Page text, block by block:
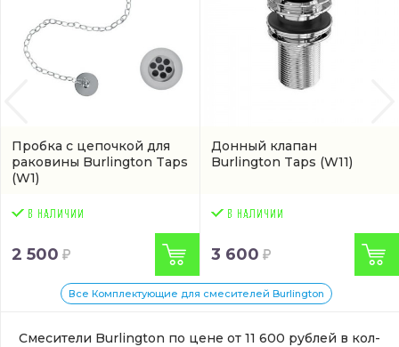
Пробка с цепочкой для
раковины Burlington Taps
(W1)
2 500
Донный клапан
Burlington Taps (W11)
3 600
Все Комплектующие для смесителей Burlington
Смесители Burlington по цене от 11 600 рублей в кол-